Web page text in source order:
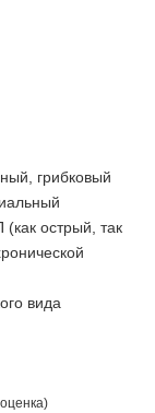
грибковый
острый, так
вида
оценка)